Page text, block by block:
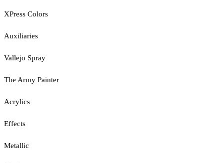
XPress Colors
Auxiliaries
Vallejo Spray
The Army Painter
Acrylics
Effects
Metallic